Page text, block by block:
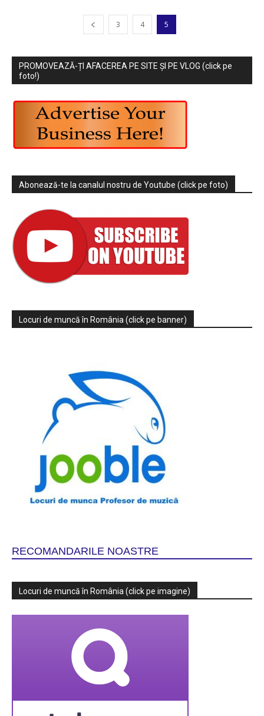
3 4 5
PROMOVEAZĂ-ȚI AFACEREA PE SITE ȘI PE VLOG (click pe
foto!)
Abonează-te la canalul nostru de Youtube (click pe foto)
Locuri de muncă în România (click pe banner)
RECOMANDARILE NOASTRE
Locuri de muncă în România (click pe imagine)